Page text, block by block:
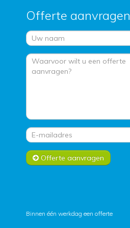
Offerte aanvragen
Offerte aanvragen
Binnen één werkdag een offerte